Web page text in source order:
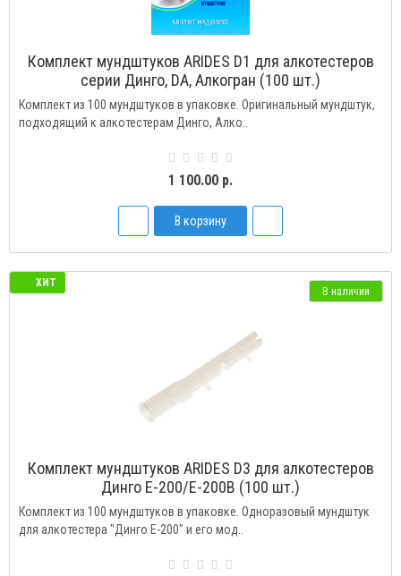
Комплект мундштуков ARIDES D1 для алкотестеров
серии Динго, DA, Алкогран (100 шт.)
Комплект из 100 мундштуков в упаковке. Оригинальный мундштук,
подходящий к алкотестерам Динго, Алко..
1 100.00 р.
В корзину
ХИТ
В наличии
Комплект мундштуков ARIDES D3 для алкотестеров
Динго Е-200/Е-200В (100 шт.)
Комплект из 100 мундштуков в упаковке. Одноразовый мундштук
для алкотестера "Динго Е-200" и его мод..